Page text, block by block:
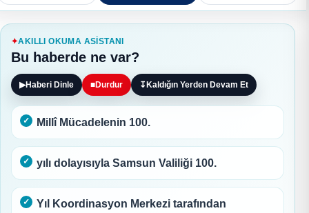
AKILLI OKUMA ASISTANI
Bu haberde ne var?
▶Haberi Dinle ■Durdur ↧ Kaldığın Yerden Devam Et
Millî Mücadelenin 100.
yılı dolayısıyla Samsun Valiliği 100.
Yıl Koordinasyon Merkezi tarafından